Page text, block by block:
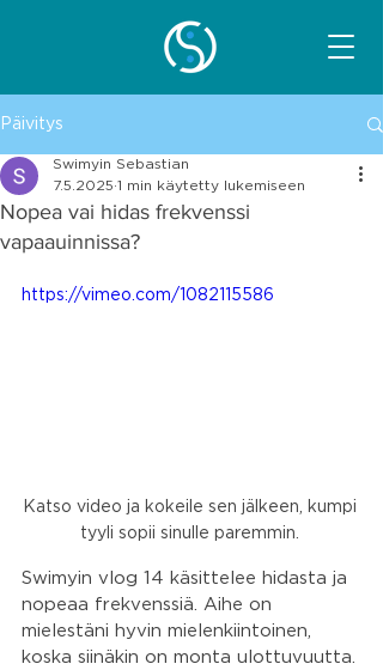
Päivitys
Nopea vai hidas frekvenssi
vapaauinnissa?
Swimyin Sebastian
7.5.2025 1 min käytetty lukemiseen
https://vimeo.com/1082115586
Katso video ja kokeile sen jälkeen, kumpi
tyyli sopii sinulle paremmin.
Swimyin vlog 14 käsittelee hidasta ja
nopeaa frekvenssiä. Aihe on
mielestäni hyvin mielenkiintoinen,
koska siinäkin on monta ulottuvuutta.